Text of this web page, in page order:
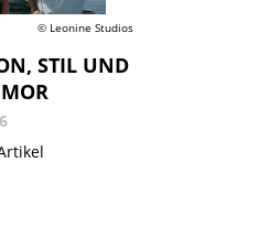
© Leonine Studios
STIL UND